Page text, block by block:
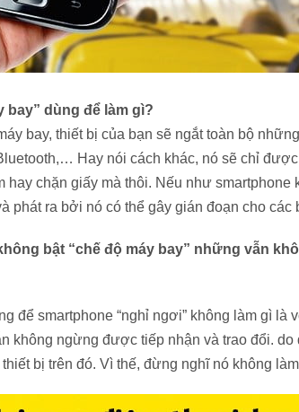
bay” dùng để làm gì?
bay, thiết bị của bạn sẽ ngắt toàn bộ
Hay nói cách khác, nó sẽ chỉ
hay chặn giấy mà thôi. Nếu như
phát ra bởi nó có thể gây gián đoạn cho
bật “chế độ máy bay” những vẫn
để smartphone “nghỉ ngơi” không làm gì là
không ngừng được tiếp nhận và trao đổi. do
bị trên đó. Vì thế, đừng nghĩ nó không